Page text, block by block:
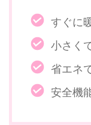
すぐに
小さく
省エネ
安全機